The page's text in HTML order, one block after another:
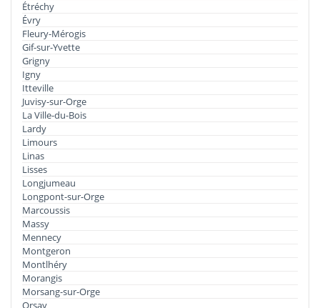
Étréchy
Évry
Fleury-Mérogis
Gif-sur-Yvette
Grigny
Igny
Itteville
Juvisy-sur-Orge
La Ville-du-Bois
Lardy
Limours
Linas
Lisses
Longjumeau
Longpont-sur-Orge
Marcoussis
Massy
Mennecy
Montgeron
Montlhéry
Morangis
Morsang-sur-Orge
Orsay